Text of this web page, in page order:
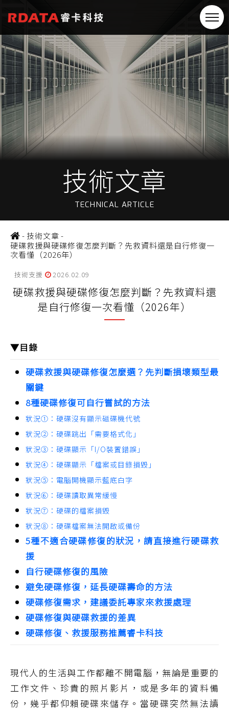
技術文章
TECHNICAL ARTICLE
- 技術文章-
硬碟救援與硬碟修復怎麼判斷？先救資料還是自行修復一
次看懂（2026年）
技術支援 2026.02.09
硬碟救援與硬碟修復怎麼判斷？先救資料還
是自行修復一次看懂（2026年）
▼目錄
硬碟救援與硬碟修復怎麼選？先判斷損壞類型最
關鍵
8種硬碟修復可自行嘗試的方法
狀況①：硬碟沒有顯示磁碟機代號
狀況②：硬碟跳出「需要格式化」
狀況③：硬碟顯示「I/O裝置錯誤」
狀況④：硬碟顯示「檔案或目錄損毀」
狀況⑤：電腦開機顯示藍底白字
狀況⑥：硬碟讀取異常緩慢
狀況⑦：硬碟的檔案損毀
狀況⑧：硬碟檔案無法開啟或備份
5種不適合硬碟修復的狀況，請直接進行硬碟救
援
自行硬碟修復的風險
避免硬碟修復，延長硬碟壽命的方法
硬碟修復需求，建議委託專家來救援處理
硬碟修復與硬碟救援的差異
硬碟修復、救援服務推薦睿卡科技
現代人的生活與工作都離不開電腦，無論是重要的
工作文件、珍貴的照片影片，或是多年的資料備
份，幾乎都仰賴硬碟來儲存。當硬碟突然無法讀